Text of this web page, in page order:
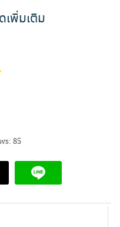
เพิ่มเติม
85